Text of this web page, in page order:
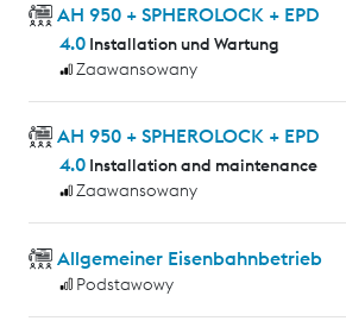
AH 950 + SPHEROLOCK + EPD
4.0 Installation und Wartung
Zaawansowany
AH 950 + SPHEROLOCK + EPD
4.0 Installation and maintenance
Zaawansowany
Allgemeiner Eisenbahnbetrieb
Podstawowy